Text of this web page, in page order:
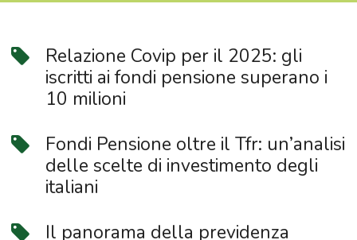
Relazione Covip per il 2025: gli
iscritti ai fondi pensione superano i
10 milioni
Fondi Pensione oltre il Tfr: un’analisi
delle scelte di investimento degli
italiani
Il panorama della previdenza